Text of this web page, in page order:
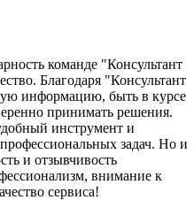
команде "Консультант
Благодаря "Консультант
информацию, быть в курсе
принимать решения.
инструмент и
задач. Но и
и отзывчивость
внимание к
сервиса!